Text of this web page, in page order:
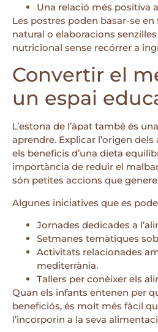
Una relació més positiva
Les postres poden basar-se
natural o elaboracions
nutricional sense recórrer a
Convertir el
un espai
L’estona de l’àpat també és
aprendre. Explicar l’origen
els beneficis d’una dieta
importància de reduir el
són petites accions que
Algunes iniciatives que es
Jornades dedicades a
Setmanes temàtiques
Activitats relacionades
mediterrània.
Tallers per conèixer els
Quan els infants entenen per
beneficiós, és molt més fàcil
l’incorporin a la seva